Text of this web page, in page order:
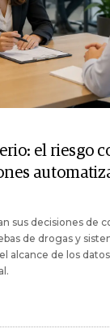
el riesgo
sus decisiones de
de drogas y
alcance de los